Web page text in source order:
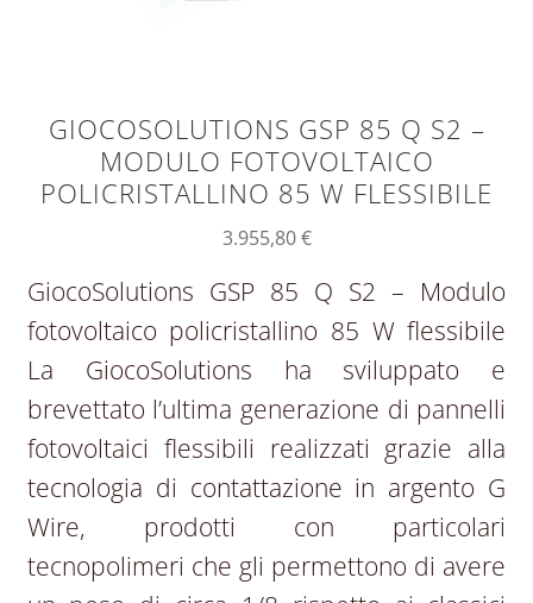
GIOCOSOLUTIONS GSP 85 Q S2 –
MODULO FOTOVOLTAICO
POLICRISTALLINO 85 W FLESSIBILE
3.955,80€
GiocoSolutions GSP 85 Q S2 – Modulo
fotovoltaico policristallino 85 W flessibile
La GiocoSolutions ha sviluppato e
brevettato l’ultima generazione di pannelli
fotovoltaici flessibili realizzati grazie alla
tecnologia di contattazione in argento G
Wire, prodotti con particolari
tecnopolimeri che gli permettono di avere